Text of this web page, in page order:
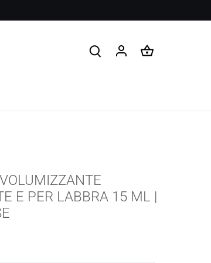
E PER LABBRA 15 ML |